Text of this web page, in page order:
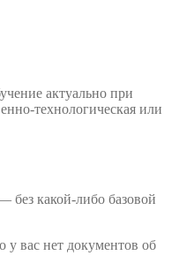
актуально при
технологическая или
без какой-либо базовой
вас нет документов об